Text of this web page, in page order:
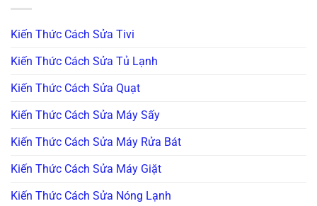
Kiến Thức Cách Sửa Tivi
Kiến Thức Cách Sửa Tủ Lạnh
Kiến Thức Cách Sửa Quạt
Kiến Thức Cách Sửa Máy Sấy
Kiến Thức Cách Sửa Máy Rửa Bát
Kiến Thức Cách Sửa Máy Giặt
Kiến Thức Cách Sửa Nóng Lạnh